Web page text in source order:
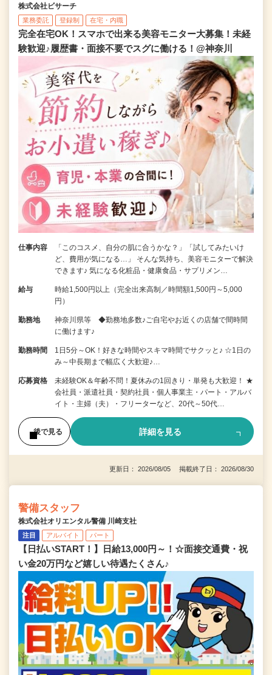
株式会社ビサーチ
業務委託 登録制 在宅・内職
完全在宅OK！スマホで出来る美容モニター大募集！未経
験歓迎♪履歴書・面接不要でスグに働ける！@神奈川
仕事内容
「このコスメ、自分の肌に合うかな？」「試してみたいけ
ど、費用が気になる…」 そんな気持ち、美容モニターで解決
できます♪ 気になる化粧品・健康食品・サプリメン…
給与
時給1,500円以上（完全出来高制／時間額1,500円～5,000
円）
勤務地
神奈川県等 ◆勤務地多数♪ご自宅やお近くの店舗で間時間
に働けます♪
勤務時間
1日5分～OK！好きな時間やスキマ時間でサクッと♪ ☆1日の
み～中長期まで幅広く大歓迎♪…
応募資格
未経験OK＆年齢不問！夏休みの1回きり・単発も大歓迎！ ★
会社員・派遣社員・契約社員・個人事業主・パート・アルバ
イト・主婦（夫）・フリーターなど、20代～50代…
後で見る 詳細を見る
更新日： 2026/08/05 掲載終了日： 2026/08/30
警備スタッフ
株式会社オリエンタル警備 川崎支社
注目 アルバイト パート
【日払いSTART！】日給13,000円～！☆面接交通費・祝
い金20万円など嬉しい待遇たくさん♪